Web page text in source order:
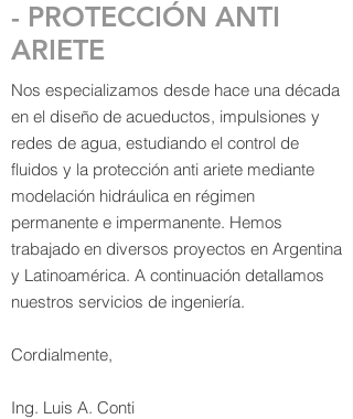
- PROTECCIÓN ANTI
ARIETE
Nos especializamos desde hace una década
en el diseño de acueductos, impulsiones y
redes de agua, estudiando el control de
fluidos y la protección anti ariete mediante
modelación hidráulica en régimen
permanente e impermanente. Hemos
trabajado en diversos proyectos en Argentina
y Latinoamérica. A continuación detallamos
nuestros servicios de ingeniería.
Cordialmente,
Ing. Luis A. Conti